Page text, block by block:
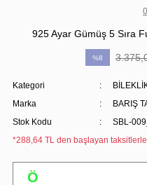
925 Ayar Gümüş 5 Sıra
%8
Kategori
Marka
BARIŞ
Stok Kodu
SBL-
*288,64 TL den başlayan